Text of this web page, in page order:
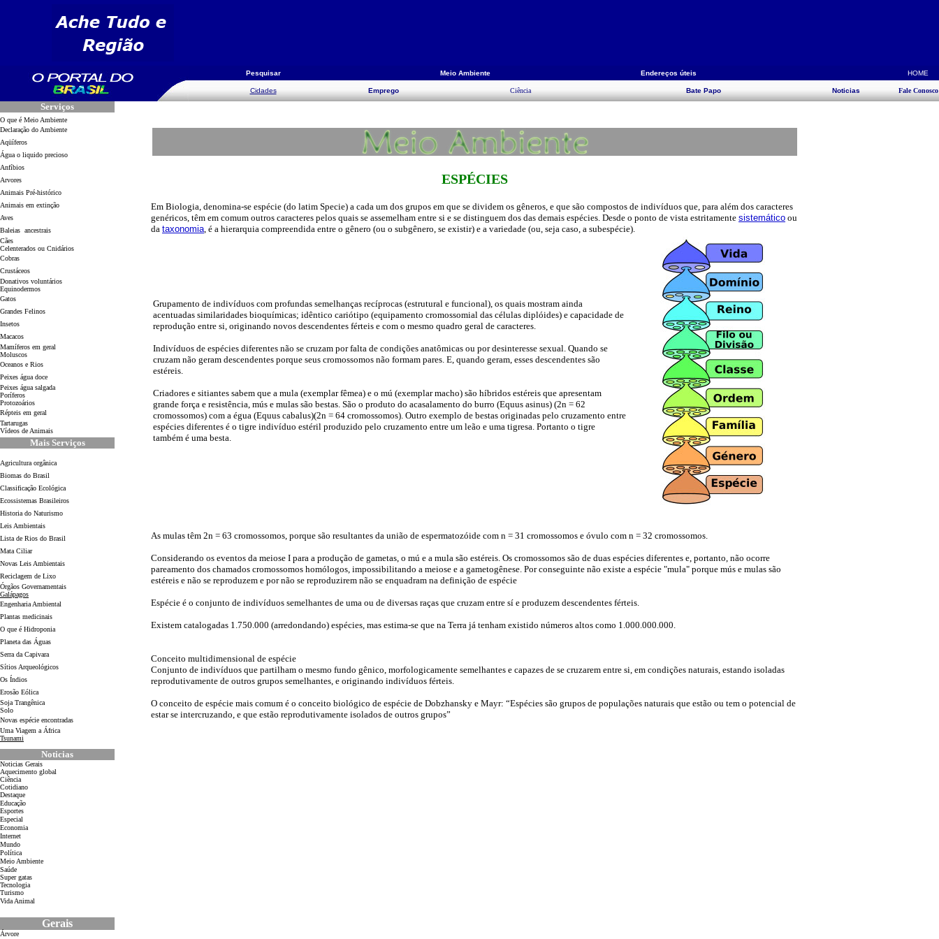
Pesquisar Meio Ambiente Endereços úteis HOME
Cidades Emprego Ciência Bate Papo Noticias Fale Conosco
Serviços
O que é Meio Ambiente
Declaração do Ambiente
Aqüíferos
Água o liquido precioso
Anfíbios
Arvores
Animais Pré-histórico
Animais em extinção
Aves
Baleias ancestrais
Cães
Celenterados ou Cnidários
Cobras
Crustáceos
Donativos voluntários
Equinodermos
Gatos
Grandes Felinos
Insetos
Macacos
Mamíferos em geral
Moluscos
Oceanos e Rios
Peixes água doce
Peixes água salgada
Poríferos
Protozoários
Répteis em geral
Tartarugas
Vídeos de Animais
Mais Serviços
Agricultura orgânica
Biomas do Brasil
Classificação Ecológica
Ecossistemas Brasileiros
Historia do Naturismo
Leis Ambientais
Lista de Rios do Brasil
Mata Ciliar
Novas Leis Ambientais
Reciclagem de Lixo
Órgãos Governamentais
Galápagos
Engenharia Ambiental
Plantas medicinais
O que é Hidroponia
Planeta das Águas
Serra da Capivara
Sítios Arqueológicos
Os Índios
Erosão Eólica
Soja Trangênica
Solo
Novas espécie encontradas
Uma Viagem a África
Tsunami
Noticias
Noticias Gerais
Aquecimento global
Ciência
Cotidiano
Destaque
Educação
Esportes
Especial
Economia
Internet
Mundo
Política
Meio Ambiente
Saúde
Super gatas
Tecnologia
Turismo
Vida Animal
Gerais
Árvore
ESPÉCIES
Em Biologia, denomina-se espécie (do latim Specie) a cada um dos grupos em que se dividem os gêneros, e que são compostos de indivíduos que, para além dos caracteres
genéricos, têm em comum outros caracteres pelos quais se assemelham entre si e se distinguem dos das demais espécies. Desde o ponto de vista estritamente sistemático ou
da taxonomia, é a hierarquia compreendida entre o gênero (ou o subgênero, se existir) e a variedade (ou, seja caso, a subespécie).
Grupamento de indivíduos com profundas semelhanças recíprocas (estrutural e funcional), os quais mostram ainda
acentuadas similaridades bioquímicas; idêntico cariótipo (equipamento cromossomial das células diplóides) e capacidade de
reprodução entre si, originando novos descendentes férteis e com o mesmo quadro geral de caracteres.
Indivíduos de espécies diferentes não se cruzam por falta de condições anatômicas ou por desinteresse sexual. Quando se
cruzam não geram descendentes porque seus cromossomos não formam pares. E, quando geram, esses descendentes são
estéreis.
Criadores e sitiantes sabem que a mula (exemplar fêmea) e o mú (exemplar macho) são híbridos estéreis que apresentam
grande força e resistência, mús e mulas são bestas. São o produto do acasalamento do burro (Equus asinus) (2n = 62
cromossomos) com a égua (Equus cabalus)(2n = 64 cromossomos). Outro exemplo de bestas originadas pelo cruzamento entre
espécies diferentes é o tigre indivíduo estéril produzido pelo cruzamento entre um leão e uma tigresa. Portanto o tigre
também é uma besta.
As mulas têm 2n = 63 cromossomos, porque são resultantes da união de espermatozóide com n = 31 cromossomos e óvulo com n = 32 cromossomos.
Considerando os eventos da meiose I para a produção de gametas, o mú e a mula são estéreis. Os cromossomos são de duas espécies diferentes e, portanto, não ocorre
pareamento dos chamados cromossomos homólogos, impossibilitando a meiose e a gametogênese. Por conseguinte não existe a espécie "mula" porque mús e mulas são
estéreis e não se reproduzem e por não se reproduzirem não se enquadram na definição de espécie
Espécie é o conjunto de indivíduos semelhantes de uma ou de diversas raças que cruzam entre sí e produzem descendentes férteis.
Existem catalogadas 1.750.000 (arredondando) espécies, mas estima-se que na Terra já tenham existido números altos como 1.000.000.000.
Conceito multidimensional de espécie
Conjunto de indivíduos que partilham o mesmo fundo gênico, morfologicamente semelhantes e capazes de se cruzarem entre si, em condições naturais, estando isoladas
reprodutivamente de outros grupos semelhantes, e originando indivíduos férteis.
O conceito de espécie mais comum é o conceito biológico de espécie de Dobzhansky e Mayr: “Espécies são grupos de populações naturais que estão ou tem o potencial de
estar se intercruzando, e que estão reprodutivamente isolados de outros grupos”